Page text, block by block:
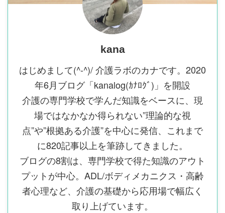
kana
はじめまして(^-^)/ 介護ラボのカナです。2020
年6月ブログ「kanalog(ｶﾅﾛｸﾞ)」を開設
介護の専門学校で学んだ知識をベースに、現
場ではなかなか得られない”理論的な視
点”や”根拠ある介護”を中心に発信、これまで
に820記事以上を筆跡してきました。
ブログの8割は、専門学校で得た知識のアウト
プットが中心。ADL/ボディメカニクス・高齢
者心理など、介護の基礎から応用場で幅広く
取り上げています。